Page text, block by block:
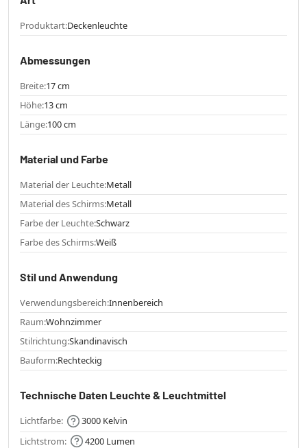
Produktart:Deckenleuchte
Abmessungen
Breite:17 cm
Höhe:13 cm
Länge:100 cm
Material und Farbe
Material der Leuchte:Metall
Material des Schirms:Metall
Farbe der Leuchte:Schwarz
Farbe des Schirms:Weiß
Stil und Anwendung
Verwendungsbereich:Innenbereich
Raum:Wohnzimmer
Stilrichtung:Skandinavisch
Bauform:Rechteckig
Technische Daten Leuchte & Leuchtmittel
Lichtfarbe:
3000 Kelvin
Lichtstrom:
4200 Lumen